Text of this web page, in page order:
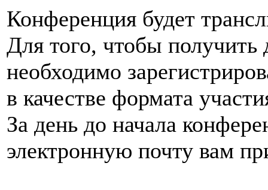
Конференция будет
Для того, чтобы получить
необходимо
в качестве формата
За день до начала
электронную почту вам